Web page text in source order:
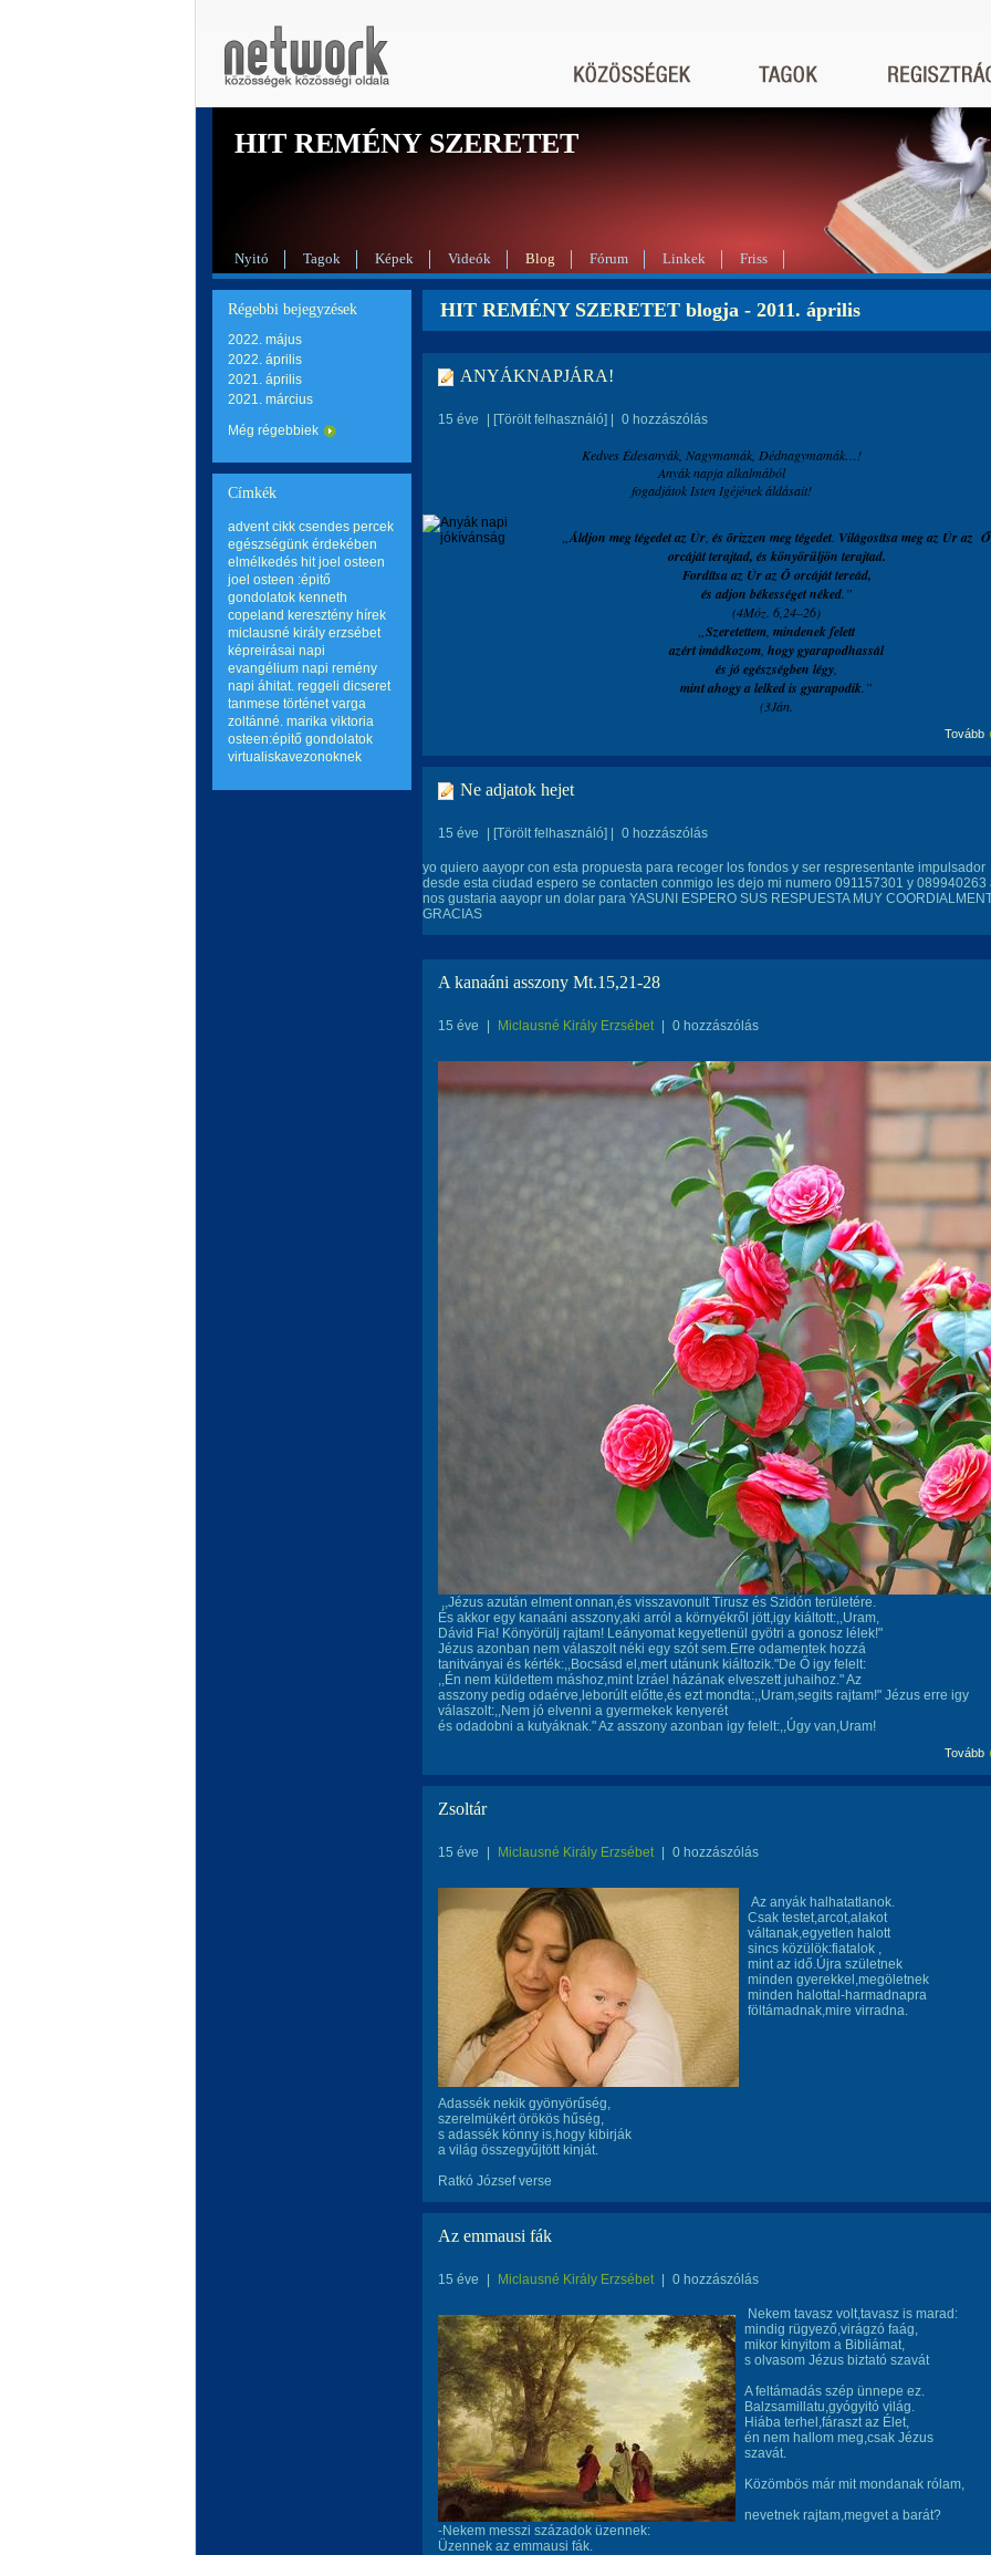
HIT REMÉNY SZERETET
Nyitó Tagok Képek Videók Blog Fórum Linkek Friss
Régebbi bejegyzések
2022. május
2022. április
2021. április
2021. március
Még régebbiek
Címkék
advent cikk csendes percek
egészségünk érdekében
elmélkedés hit joel osteen
joel osteen :épitő
gondolatok kenneth
copeland keresztény hírek
miclausné király erzsébet
képreirásai napi
evangélium napi remény
napi áhitat. reggeli dicseret
tanmese történet varga
zoltánné. marika viktoria
osteen:épitő gondolatok
virtualiskavezonoknek
HIT REMÉNY SZERETET blogja - 2011. április
ANYÁKNAPJÁRA!
15 éve [Törölt felhasználó] 0 hozzászólás
Kedves Édesanyák, Nagymamák, Dédnagymamák…!
Anyák napja alkalmából
fogadjátok Isten Igéjének áldásait!
Áldjon meg tégedet az Úr és õrizzen meg tégedet. Világosítsa meg az Úr az Ő
orcáját terajtad, és könyörüljön terajtad.
Fordítsa az Úr az Õ orcáját tereád,
és adjon békességet néked.”
(4Móz. 6,24–26)
Szeretettem mindenek felett
azért imádkozom hogy gyarapodhassál
és jó egészségben légy
mint ahogy a lelked is gyarapodik .”
(3Ján.
Tovább
Ne adjatok hejet
15 éve [Törölt felhasználó] 0 hozzászólás
yo quiero aayopr con esta propuesta para recoger los fondos y ser respresentante impulsador
desde esta ciudad espero se contacten conmigo les dejo mi numero 091157301 y 089940263
nos gustaria aayopr un dolar para YASUNI ESPERO SUS RESPUESTA MUY
GRACIAS
A kanaáni asszony Mt.15,21-28
15 éve Miclausné Király Erzsébet 0 hozzászólás
,,Jézus azután elment onnan,és visszavonult Tirusz és Szidón területére.
És akkor egy kanaáni asszony,aki arról a környékről jött,igy kiáltott:,,Uram,
Dávid Fia! Könyörülj rajtam! Leányomat kegyetlenül gyötri a gonosz lélek!"
Jézus azonban nem válaszolt néki egy szót sem.Erre odamentek hozzá
tanitványai és kérték:,,Bocsásd el,mert utánunk kiáltozik."De Ő igy felelt:
,,Én nem küldettem máshoz,mint Izráel házának elveszett juhaihoz." Az
asszony pedig odaérve,leborúlt előtte,és ezt mondta:,,Uram,segits rajtam!" Jézus erre igy
válaszolt:,,Nem jó elvenni a gyermekek kenyerét
és odadobni a kutyáknak." Az asszony azonban igy felelt:,,Úgy van,Uram!
Tovább
Zsoltár
15 éve Miclausné Király Erzsébet 0 hozzászólás
Az anyák halhatatlanok.
Csak testet,arcot,alakot
váltanak,egyetlen halott
sincs közülök:fiatalok ,
mint az idő.Újra születnek
minden gyerekkel,megöletnek
minden halottal-harmadnapra
föltámadnak,mire virradna.
Adassék nekik gyönyörűség,
szerelmükért örökös hűség,
s adassék könny is,hogy kibirják
a világ összegyűjtött kinját.
Ratkó József verse
Az emmausi fák
15 éve Miclausné Király Erzsébet 0 hozzászólás
Nekem tavasz volt,tavasz is marad:
mindig rügyező,virágzó faág,
mikor kinyitom a Bibliámat,
s olvasom Jézus biztató szavát
A feltámadás szép ünnepe ez.
Balzsamillatu,gyógyitó világ.
Hiába terhel,fáraszt az Élet,
én nem hallom meg,csak Jézus
szavát.
Közömbös már mit mondanak rólam,
nevetnek rajtam,megvet a barát?
-Nekem messzi századok üzennek:
Üzennek az emmausi fák.